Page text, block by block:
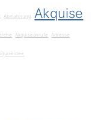
Abmahnung Akquise
Akquiseanrufe Adresse